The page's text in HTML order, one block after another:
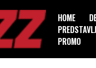
HOME
PROMO